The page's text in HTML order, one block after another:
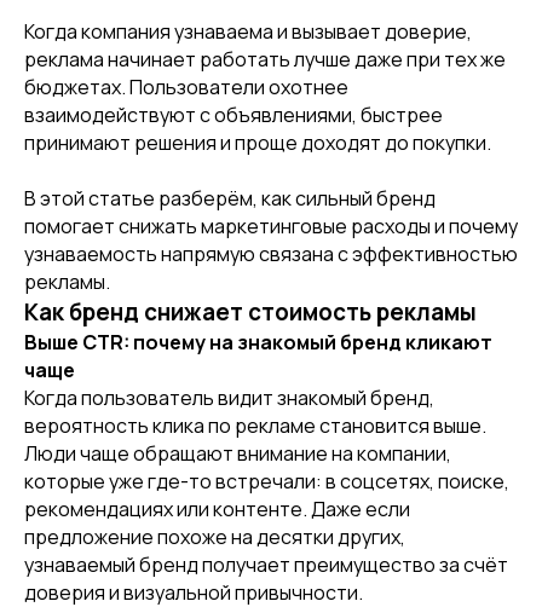
Когда компания узнаваема и вызывает доверие,
реклама начинает работать лучше даже при тех же
бюджетах. Пользователи охотнее
взаимодействуют с объявлениями, быстрее
принимают решения и проще доходят до покупки.
В этой статье разберём, как сильный бренд
помогает снижать маркетинговые расходы и почему
узнаваемость напрямую связана с эффективностью
рекламы.
Как бренд снижает стоимость рекламы
Выше CTR: почему на знакомый бренд кликают
чаще
Когда пользователь видит знакомый бренд,
вероятность клика по рекламе становится выше.
Люди чаще обращают внимание на компании,
которые уже где-то встречали: в соцсетях, поиске,
рекомендациях или контенте. Даже если
предложение похоже на десятки других,
узнаваемый бренд получает преимущество за счёт
доверия и визуальной привычности.